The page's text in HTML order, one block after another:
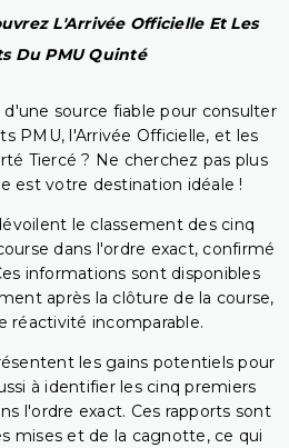
L'Arrivée Officielle Et Les
Du PMU Quinté
source fiable pour consulter
PMU, l'Arrivée Officielle, et les
Tiercé ? Ne cherchez pas plus
est votre destination idéale !
le classement des cinq
dans l'ordre exact, confirmé
informations sont disponibles
après la clôture de la course,
réactivité incomparable.
les gains potentiels pour
à identifier les cinq premiers
l'ordre exact. Ces rapports sont
mises et de la cagnotte, ce qui